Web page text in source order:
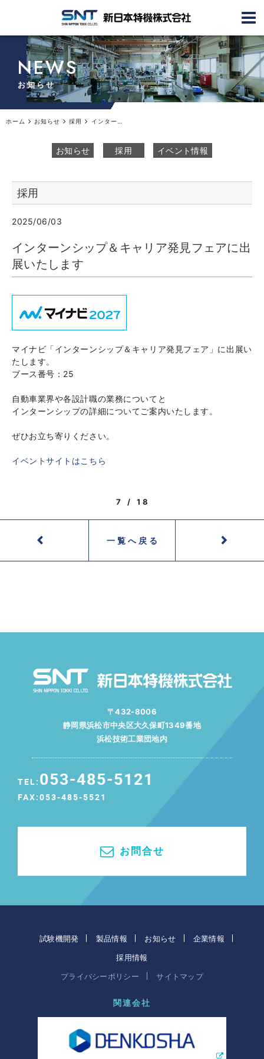
NEWS
お知らせ
ホーム お知らせ 採用 インターンシップ＆キャリア発見フェアに出展いたします
お知らせ 採用 イベント情報
採用
2025/06/03
インターンシップ＆キャリア発見フェアに出
展いたします
マイナビ「インターンシップ＆キャリア発見フェア」に出展い
たします。
ブース番号：25
自動車業界や各設計職の業務についてと
インターンシップの詳細についてご案内いたします。
ぜひお立ち寄りください。
イベントサイトはこちら
7 / 18
一覧へ戻る
〒432-8006
静岡県浜松市中央区大久保町1349番地
浜松技術工業団地内
TEL: 053-485-5121
FAX:053-485-5521
お問合せ
試験機開発 製品情報 お知らせ
企業情報
採用情報
プライバシーポリシー
サイトマップ
関連会社